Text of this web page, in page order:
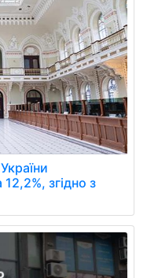
згідно з